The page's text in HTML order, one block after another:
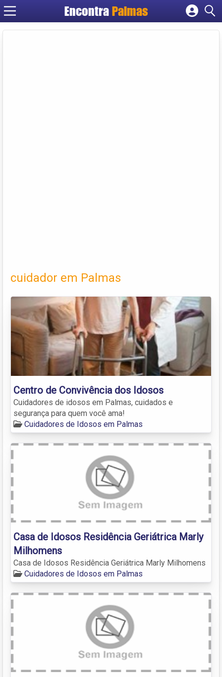
Encontra Palmas
Cadastrar empresa
cuidador em Palmas
Centro de Convivência dos Idosos
Cuidadores de idosos em Palmas, cuidados e
segurança para quem você ama!
Cuidadores de Idosos em Palmas
Casa de Idosos Residência Geriátrica Marly
Milhomens
Casa de Idosos Residência Geriátrica Marly Milhomens
Cuidadores de Idosos em Palmas